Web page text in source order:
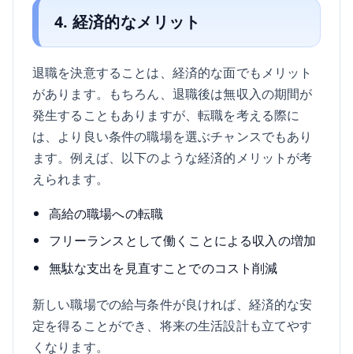
4. 経済的なメリット
退職を決意することは、経済的な面でもメリット
があります。もちろん、退職後は無収入の期間が
発生することもありますが、転職を考える際に
は、より良い条件の職場を選ぶチャンスでもあり
ます。例えば、以下のような経済的メリットが考
えられます。
高給の職場への転職
フリーランスとして働くことによる収入の増加
無駄な支出を見直すことでのコスト削減
新しい職場での給与条件が良ければ、経済的な安
定を得ることができ、将来の生活設計も立てやす
くなります。